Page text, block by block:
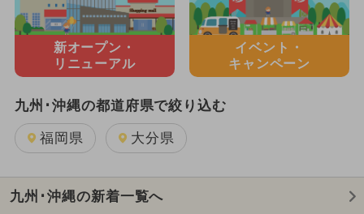
新オープン・
リニューアル
イベント・
キャンペーン
九州･沖縄の都道府県で絞り込む
福岡県 大分県
九州･沖縄の新着一覧へ